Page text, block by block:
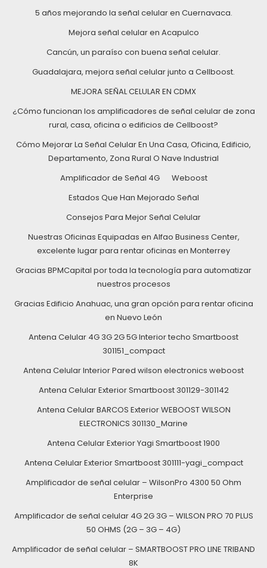
5 años mejorando la señal celular en Cuernavaca.
Mejora señal celular en Acapulco
Cancún, un paraíso con buena señal celular.
Guadalajara, mejora señal celular junto a Cellboost.
MEJORA SEÑAL CELULAR EN CDMX
¿Cómo funcionan los amplificadores de señal celular de zona
rural, casa, oficina o edificios de Cellboost?
Cómo Mejorar La Señal Celular En Una Casa, Oficina, Edificio,
Departamento, Zona Rural O Nave Industrial
Amplificador de Señal 4G
Weboost
Estados Que Han Mejorado Señal
Consejos Para Mejor Señal Celular
Nuestras Oficinas Equipadas en Alfao Business Center,
excelente lugar para rentar oficinas en Monterrey
Gracias BPMCapital por toda la tecnología para automatizar
nuestros procesos
Gracias Edificio Anahuac, una gran opción para rentar oficina
en Nuevo León
Antena Celular 4G 3G 2G 5G Interior techo Smartboost
301151_compact
Antena Celular Interior Pared wilson electronics weboost
Antena Celular Exterior Smartboost 301129-301142
Antena Celular BARCOS Exterior WEBOOST WILSON
ELECTRONICS 301130_Marine
Antena Celular Exterior Yagi Smartboost 1900
Antena Celular Exterior Smartboost 301111-yagi_compact
Amplificador de señal celular – WilsonPro 4300 50 Ohm
Enterprise
Amplificador de señal celular 4G 2G 3G – WILSON PRO 70 PLUS
50 OHMS (2G – 3G – 4G)
Amplificador de señal celular – SMARTBOOST PRO LINE TRIBAND
8K